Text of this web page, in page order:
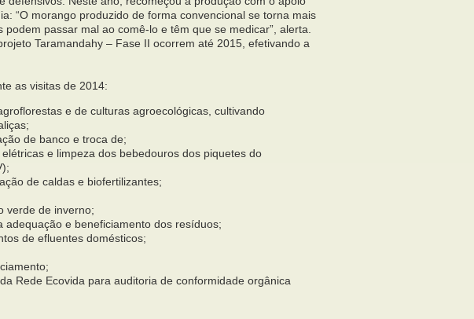
“O morango produzido de forma convencional se torna mais
passar mal ao comê-lo e têm que se medicar”, alerta.
Taramandahy – Fase II ocorrem até 2015, efetivando a
as visitas de 2014:
e de culturas agroecológicas, cultivando
de banco e troca de;
e limpeza dos bebedouros dos piquetes do
de caldas e biofertilizantes;
verde de inverno;
e beneficiamento dos resíduos;
de efluentes domésticos;
Rede Ecovida para auditoria de conformidade orgânica